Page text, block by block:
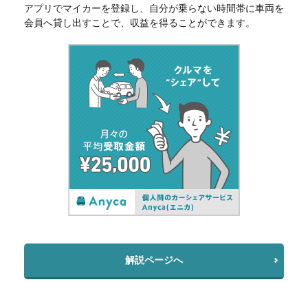
アプリでマイカーを登録し、自分が乗らない時間帯に車両を
会員へ貸し出すことで、収益を得ることができます。
解説ページへ